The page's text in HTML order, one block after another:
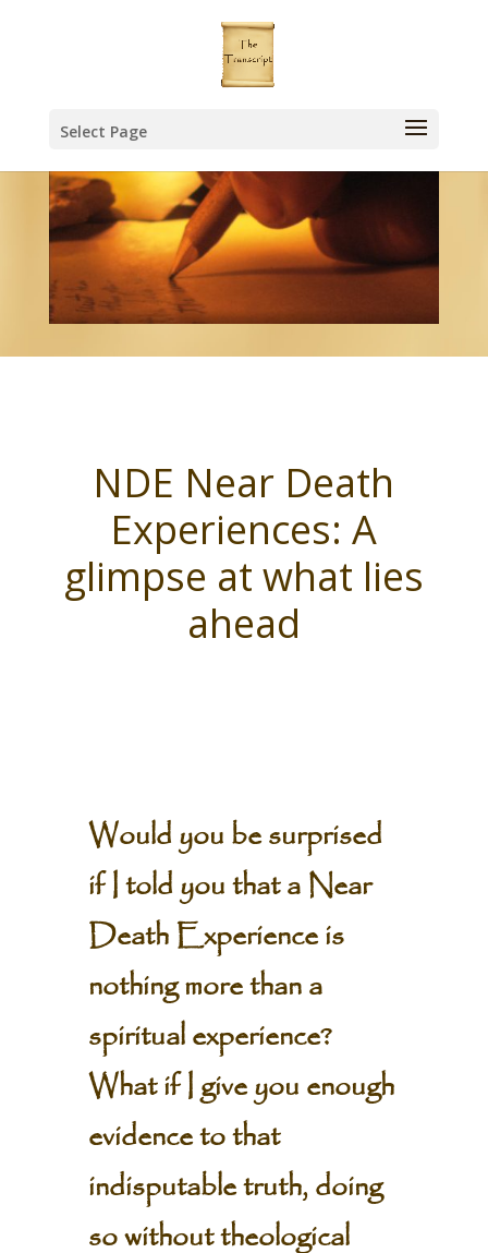
Select Page
NDE Near Death
Experiences: A
glimpse at what lies
ahead
Would you be surprised
if I told you that a Near
Death Experience is
nothing more than a
spiritual experience?
What if I give you enough
evidence to that
indisputable truth, doing
so without theological